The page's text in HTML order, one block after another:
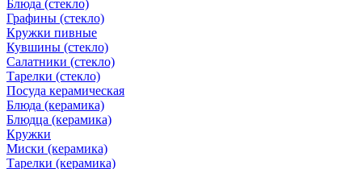
Блюда (стекло)
Графины (стекло)
Кружки пивные
Кувшины (стекло)
Салатники (стекло)
Тарелки (стекло)
Посуда керамическая
Блюда (керамика)
Блюдца (керамика)
Кружки
Миски (керамика)
Тарелки (керамика)